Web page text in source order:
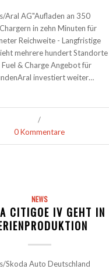
Aral AG"Aufladen an 350
in zehn Minuten für
Reichweite - Langfristige
mehrere hundert Standorte
& Charge Angebot für
investiert weiter…
/
0 Kommentare
NEWS
CITIGOE IV GEHT IN
Skoda Auto Deutschland